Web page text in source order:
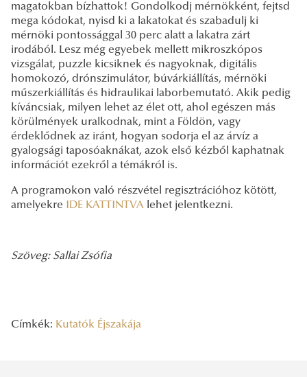
magatokban bízhattok! Gondolkodj mérnökként, fejtsd
mega kódokat, nyisd ki a lakatokat és szabadulj ki
mérnöki pontossággal 30 perc alatt a lakatra zárt
irodából. Lesz még egyebek mellett mikroszkópos
vizsgálat, puzzle kicsiknek és nagyoknak, digitális
homokozó, drónszimulátor, búvárkiállítás, mérnöki
műszerkiállítás és hidraulikai laborbemutató. Akik pedig
kíváncsiak, milyen lehet az élet ott, ahol egészen más
körülmények uralkodnak, mint a Földön, vagy
érdeklődnek az iránt, hogyan sodorja el az árvíz a
gyalogsági taposóaknákat, azok első kézből kaphatnak
információt ezekről a témákról is.
A programokon való részvétel regisztrációhoz kötött,
amelyekre
IDE KATTINTVA lehet jelentkezni.
Szöveg: Sallai Zsófia
Címkék: Kutatók Éjszakája